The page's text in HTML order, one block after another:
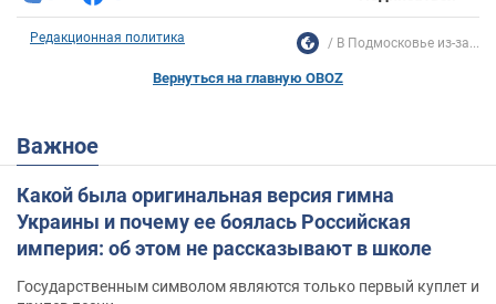
Редакционная политика В Подмосковье из-за...
Вернуться на главную OBOZ
Важное
Какой была оригинальная версия гимна
Украины и почему ее боялась Российская
империя: об этом не рассказывают в школе
Государственным символом являются только первый куплет и